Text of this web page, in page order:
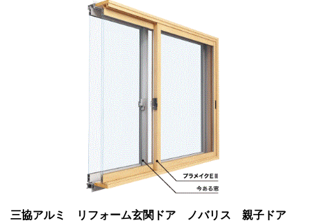
三協アルミ リフォーム玄関ドア ノバリス 親子ドア